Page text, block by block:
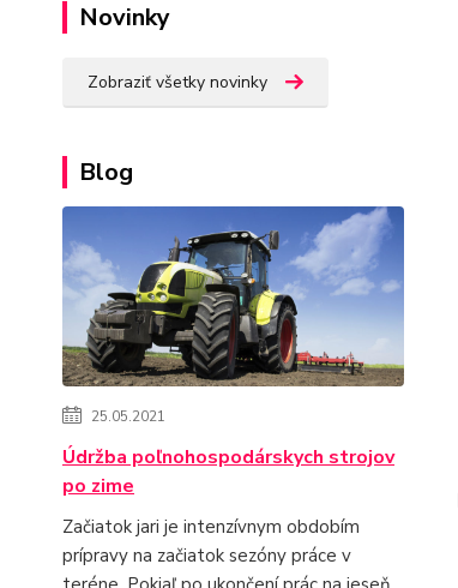
Novinky
Zobraziť všetky novinky
Blog
25.05.2021
Údržba poľnohospodárskych strojov
po zime
Začiatok jari je intenzívnym obdobím
prípravy na začiatok sezóny práce v